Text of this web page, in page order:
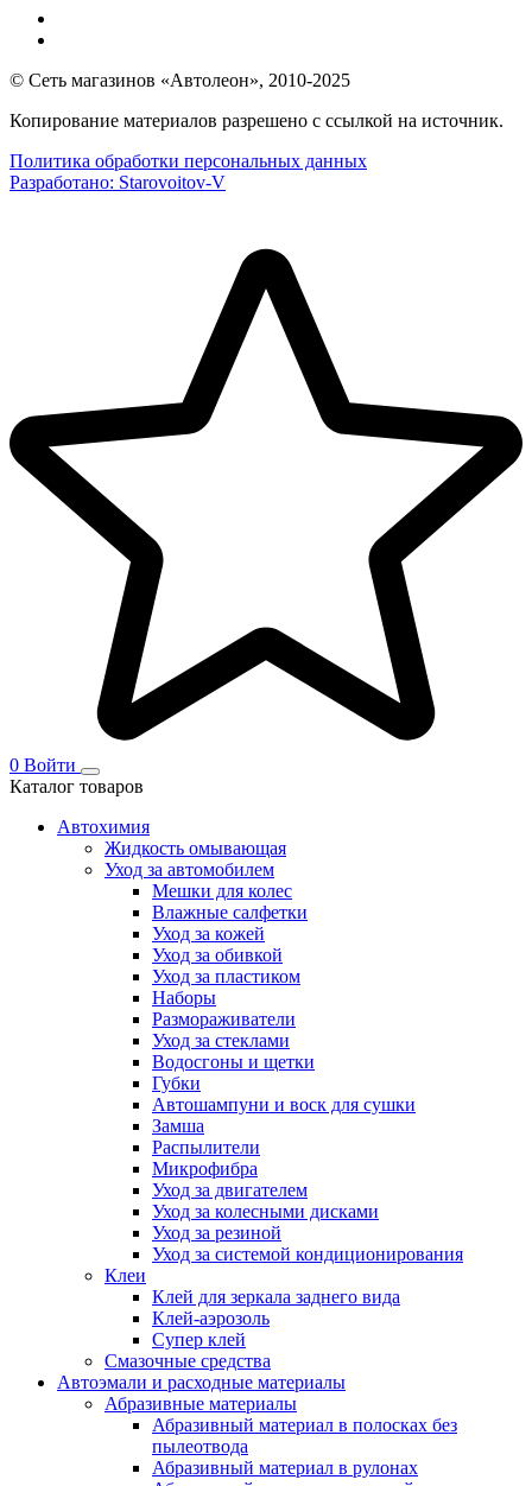
© Сеть магазинов «Автолеон», 2010-2025
Копирование материалов разрешено с ссылкой на источник.
Политика обработки персональных данных
Разработано: Starovoitov-V
0 Войти
Каталог товаров
Автохимия
Жидкость омывающая
Уход за автомобилем
Мешки для колес
Влажные салфетки
Уход за кожей
Уход за обивкой
Уход за пластиком
Наборы
Размораживатели
Уход за стеклами
Водосгоны и щетки
Губки
Автошампуни и воск для сушки
Замша
Распылители
Микрофибра
Уход за двигателем
Уход за колесными дисками
Уход за резиной
Уход за системой кондиционирования
Клеи
Клей для зеркала заднего вида
Клей-аэрозоль
Супер клей
Смазочные средства
Автоэмали и расходные материалы
Абразивные материалы
Абразивный материал в полосках без
пылеотвода
Абразивный материал в рулонах